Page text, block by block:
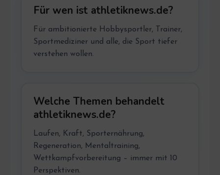
Für wen ist athletiknews.de?
Für ambitionierte Hobbysportler, Trainer,
Sportmediziner und alle, die Sport tiefer
verstehen wollen.
Welche Themen behandelt
athletiknews.de?
Laufen, Kraft, Sporternährung,
Regeneration, Mentaltraining,
Wettkampfvorbereitung – immer mit 10
Perspektiven.